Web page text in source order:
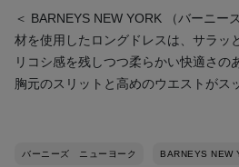
像
＜ BARNEYS NEW YORK （バーニ
材を使用したロングドレスは、サラッ
リコシ感を残しつつ柔らかい快適さの
胸元のスリットと高めのウエストがス
バーニーズ ニューヨーク BARNEYS NEW